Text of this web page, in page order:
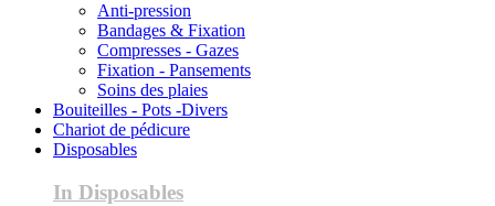
Anti-pression
Bandages & Fixation
Compresses - Gazes
Fixation - Pansements
Soins des plaies
Bouiteilles - Pots -Divers
Chariot de pédicure
Disposables
In Disposables